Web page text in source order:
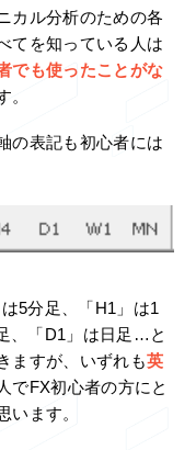
カル分析のための各
てを知っている人は
でも使ったことがな
。
の表記も初心者には
5分足、「H1」は1
、「D1」は日足…と
ますが、いずれも英
でFX初心者の方にと
います。